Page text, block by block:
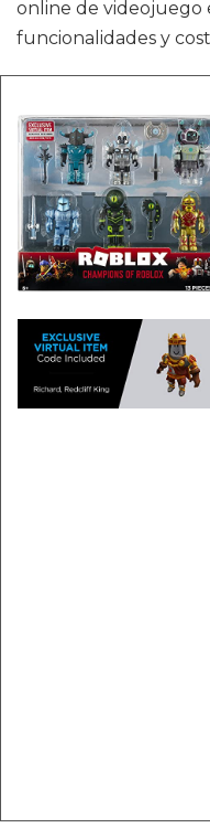
online de videojuego
funcionalidades y